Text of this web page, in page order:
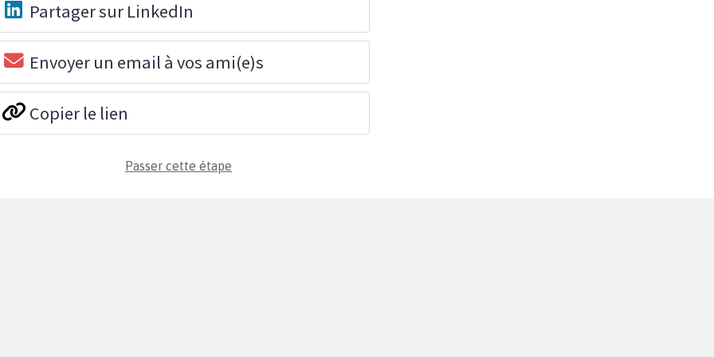
Partager sur LinkedIn
Envoyer un email à vos ami(e)s
Copier le lien
Passer cette étape